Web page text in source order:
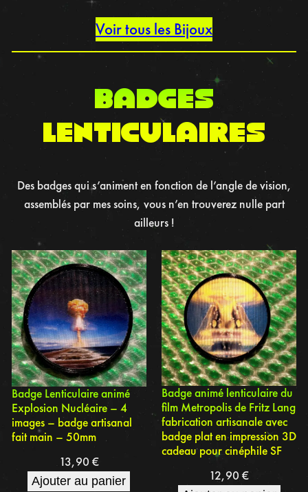
Voir tous les Bijoux
BADGES
LENTICULAIRES
Des badges qui s’animent en fonction de l’angle de vision,
assemblés par mes soins, vous n’en trouverez nulle part
ailleurs !
Badge Lenticulaire animé
Explosion Nucléaire – 4
images – badge artisanal
fait main – 50mm
13,90 €
Ajouter au panier
Badge animé lenticulaire du
film Metropolis de Fritz Lang
fabrication artisanale avec
badge plat en impression 3D
cadeau pour cinéphile SF
12,90€